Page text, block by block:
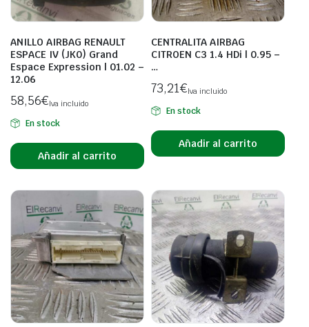
ANILLO AIRBAG RENAULT
ESPACE IV (JK0) Grand
Espace Expression | 01.02 –
12.06
58,56€Iva incluido
En stock
Añadir al carrito
CENTRALITA AIRBAG
CITROEN C3 1.4 HDi | 0.95 –
…
73,21€Iva incluido
En stock
Añadir al carrito